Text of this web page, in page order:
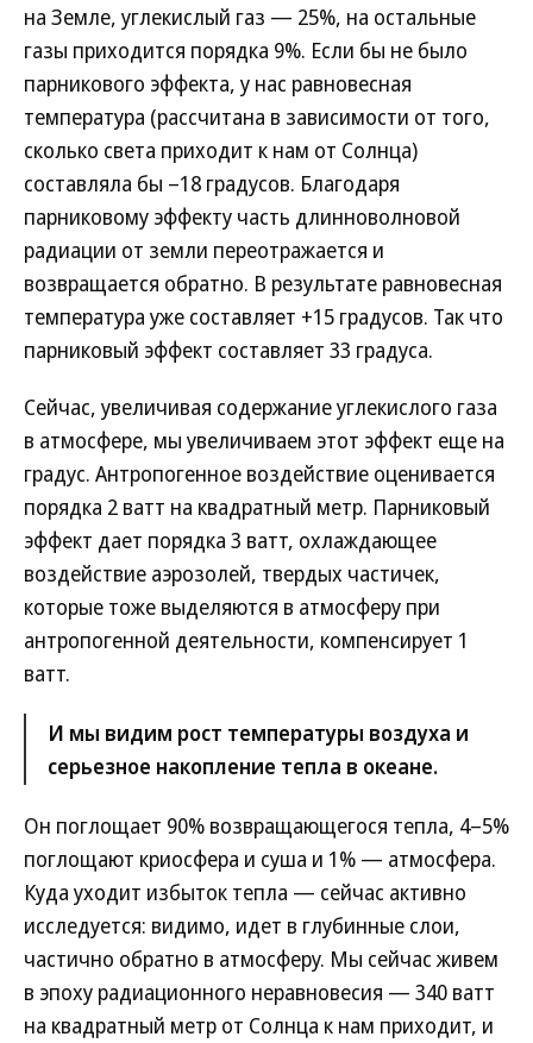
на Земле, углекислый газ — 25%, на остальные
газы приходится порядка 9%. Если бы не было
парникового эффекта, у нас равновесная
температура (рассчитана в зависимости от того,
сколько света приходит к нам от Солнца)
составляла бы –18 градусов. Благодаря
парниковому эффекту часть длинноволновой
радиации от земли переотражается и
возвращается обратно. В результате равновесная
температура уже составляет +15 градусов. Так что
парниковый эффект составляет 33 градуса.
Сейчас, увеличивая содержание углекислого газа
в атмосфере, мы увеличиваем этот эффект еще на
градус. Антропогенное воздействие оценивается
порядка 2 ватт на квадратный метр. Парниковый
эффект дает порядка 3 ватт, охлаждающее
воздействие аэрозолей, твердых частичек,
которые тоже выделяются в атмосферу при
антропогенной деятельности, компенсирует 1
ватт.
И мы видим рост температуры воздуха и
серьезное накопление тепла в океане.
Он поглощает 90% возвращающегося тепла, 4–5%
поглощают криосфера и суша и 1% — атмосфера.
Куда уходит избыток тепла — сейчас активно
исследуется: видимо, идет в глубинные слои,
частично обратно в атмосферу. Мы сейчас живем
в эпоху радиационного неравновесия — 340 ватт
на квадратный метр от Солнца к нам приходит, и